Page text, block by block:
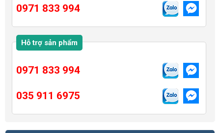
0971 833 994
Hỗ trợ sản phẩm
0971 833 994
035 911 6975